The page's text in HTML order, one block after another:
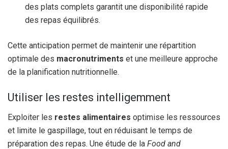
des plats complets garantit une disponibilité rapide
des repas équilibrés.
Cette anticipation permet de maintenir une répartition
optimale des macronutriments et une meilleure approche
de la planification nutritionnelle.
Utiliser les restes intelligemment
Exploiter les restes alimentaires optimise les ressources
et limite le gaspillage, tout en réduisant le temps de
préparation des repas. Une étude de la Food and